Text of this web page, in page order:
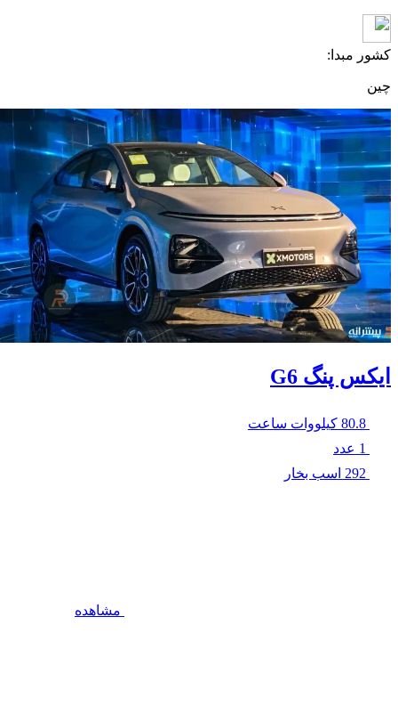
کشور مبدا:
چین
ایکس پنگ G6
80.8 کیلووات ساعت
1 عدد
292 اسب بخار
مشاهده